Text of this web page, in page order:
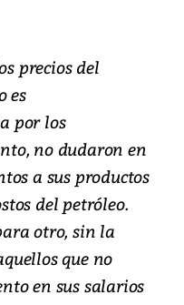
precios del
es
por los
no dudaron en
a sus productos
del petróleo.
otro, sin la
que no
en sus salarios